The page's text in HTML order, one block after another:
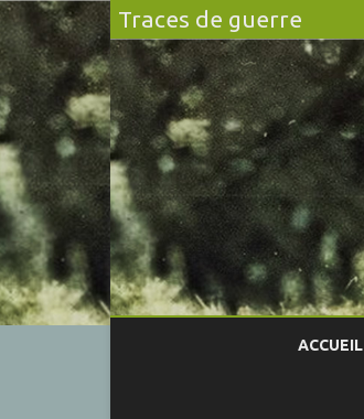
Traces de guerre
ACCUEIL